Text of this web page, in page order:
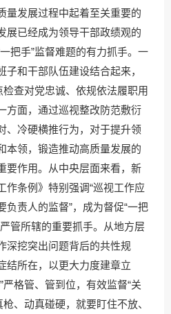
量发展过程中起着至关重要的
展已经成为领导干部政绩观的
把手”监督难题的有力抓手。一
和干部队伍建设结合起来，
检查对党忠诚、依规依法履职用
方面，通过巡视整改防范敷衍
、冷硬横推行为，对于提升领
本领，锻造推动高质量发展的
要作用。从中央层面来看，新
作条例》特别强调“巡视工作应
负责人的监督”，成为督促“一把
管所辖的重要抓手。从地方层
深挖突出问题背后的共性规
结所在，以更大力度建章立
格管、管到位，有效监督“关
、动真碰硬，就要盯住不放、